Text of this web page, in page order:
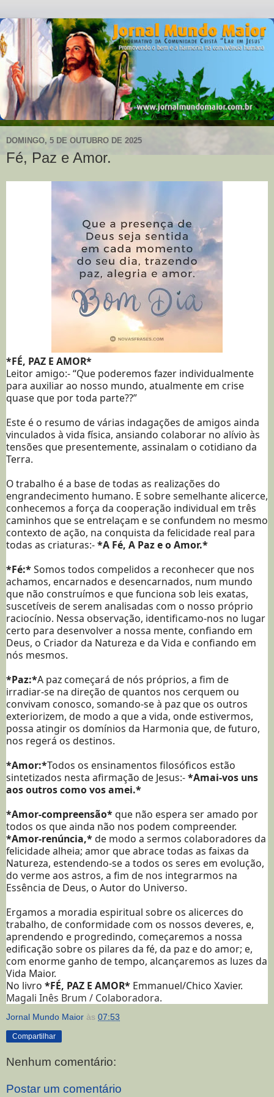
DOMINGO, 5 DE OUTUBRO DE 2025
Fé, Paz e Amor.
*FÉ, PAZ E AMOR*
Leitor amigo:- “Que poderemos fazer individualmente
para auxiliar ao nosso mundo, atualmente em crise
quase que por toda parte??”
Este é o resumo de várias indagações de amigos ainda
vinculados à vida física, ansiando colaborar no alívio às
tensões que presentemente, assinalam o cotidiano da
Terra.
O trabalho é a base de todas as realizações do
engrandecimento humano. E sobre semelhante alicerce,
conhecemos a força da cooperação individual em três
caminhos que se entrelaçam e se confundem no mesmo
contexto de ação, na conquista da felicidade real para
todas as criaturas:-*A Fé, A Paz e o Amor.*
*Fé:* Somos todos compelidos a reconhecer que nos
achamos, encarnados e desencarnados, num mundo
que não construímos e que funciona sob leis exatas,
suscetíveis de serem analisadas com o nosso próprio
raciocínio. Nessa observação, identificamo-nos no lugar
certo para desenvolver a nossa mente, confiando em
Deus, o Criador da Natureza e da Vida e confiando em
nós mesmos.
*Paz:*A paz começará de nós próprios, a fim de
irradiar-se na direção de quantos nos cerquem ou
convivam conosco, somando-se à paz que os outros
exteriorizem, de modo a que a vida, onde estivermos,
possa atingir os domínios da Harmonia que, de futuro,
nos regerá os destinos.
*Amor:*Todos os ensinamentos filosóficos estão
sintetizados nesta afirmação de Jesus:-*Amai-vos uns
aos outros como vos amei.*
*Amor-compreensão* que não espera ser amado por
todos os que ainda não nos podem compreender.
*Amor-renúncia,* de modo a sermos colaboradores da
felicidade alheia; amor que abrace todas as faixas da
Natureza, estendendo-se a todos os seres em evolução,
do verme aos astros, a fim de nos integrarmos na
Essência de Deus, o Autor do Universo.
Ergamos a moradia espiritual sobre os alicerces do
trabalho, de conformidade com os nossos deveres, e,
aprendendo e progredindo, começaremos a nossa
edificação sobre os pilares da fé, da paz e do amor; e,
com enorme ganho de tempo, alcançaremos as luzes da
Vida Maior.
No livro *FÉ, PAZ E AMOR* Emmanuel/Chico Xavier.
Magali Inês Brum / Colaboradora.
Jornal Mundo Maior às 07:53
Compartilhar
Nenhum comentário:
Postar um comentário